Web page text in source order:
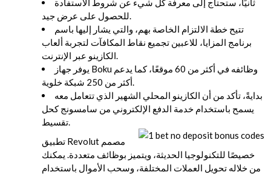
ثانيًا، ستحتاج إلى معرفة كل شيء عن شروط الاستفادة
للحصول على عرض جيد.
تتيح خطة الالتزام الخاصة بهم، والتي يشار إليها باسم
برنامج المزايا، للاعبين تجميع نقاط المكافآت لتجربة ألعاب
الكازينو عبر الإنترنت.
يوفر جهاز Boku وظائفه في أكثر من 60 موقعًا، كما يدعم
أكثر من 250 شبكة خلوية.
بدايةً، تأكد من أن الكازينو المحلي الشهير الذي تتعامل معه
يسمح باستخدام خدمة الدفع الإلكتروني من سامسونج كحل
تقسيط.
تطبيق Revolut مصمم
خصيصًا للتكنولوجيا الحديثة، ويتميز بوظائف متعددة. يمكنك
من خلاله تحويل العملات المختلفة، وسحب الأموال باستخدام